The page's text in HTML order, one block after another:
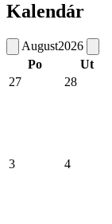
Kalendár
August2026
Po
Ut
27
28
3 4